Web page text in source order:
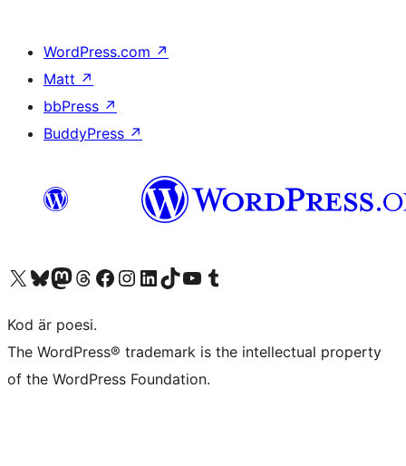
WordPress.com ↗
Matt ↗
bbPress ↗
BuddyPress ↗
Besök vår X-konto (f.d. Twitter)
Besök vårt Bluesky-konto
Besök vårt Mastodon-konto
Besök vårt Thread-konto
Besök vår Facebook-sidaBesök vårt Instagram-konto
Besök vårt LinkedIn-konto
Besök vårt TikTok-konto
Besök vår YouTube-kanalBesök vårt Tumblr-konto
Kod är poesi.
The WordPress® trademark is the intellectual property
of the WordPress Foundation.